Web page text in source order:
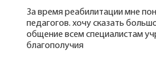
За время реабилитации мне
педагогов. хочу сказать
общение всем специалистам
благополучия